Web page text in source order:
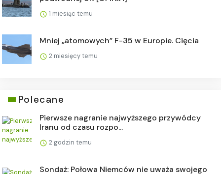
1 miesiąc temu
Mniej „atomowych” F-35 w Europie. Cięcia
2 miesięcy temu
Polecane
Pierwsze nagranie najwyższego przywódcy
Iranu od czasu rozpo...
2 godzin temu
Sondaż: Połowa Niemców nie uważa swojego